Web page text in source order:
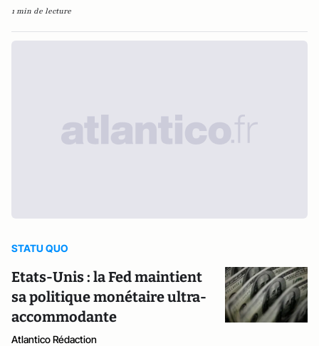
1 min de lecture
STATU QUO
Etats-Unis : la Fed maintient
sa politique monétaire ultra-
accommodante
Atlantico Rédaction